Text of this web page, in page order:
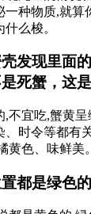
种物质,就算
么梭。
发现里面
死蟹，这
,不宜吃,蟹黄
、时令等都有
黄色、味鲜美
都是绿色